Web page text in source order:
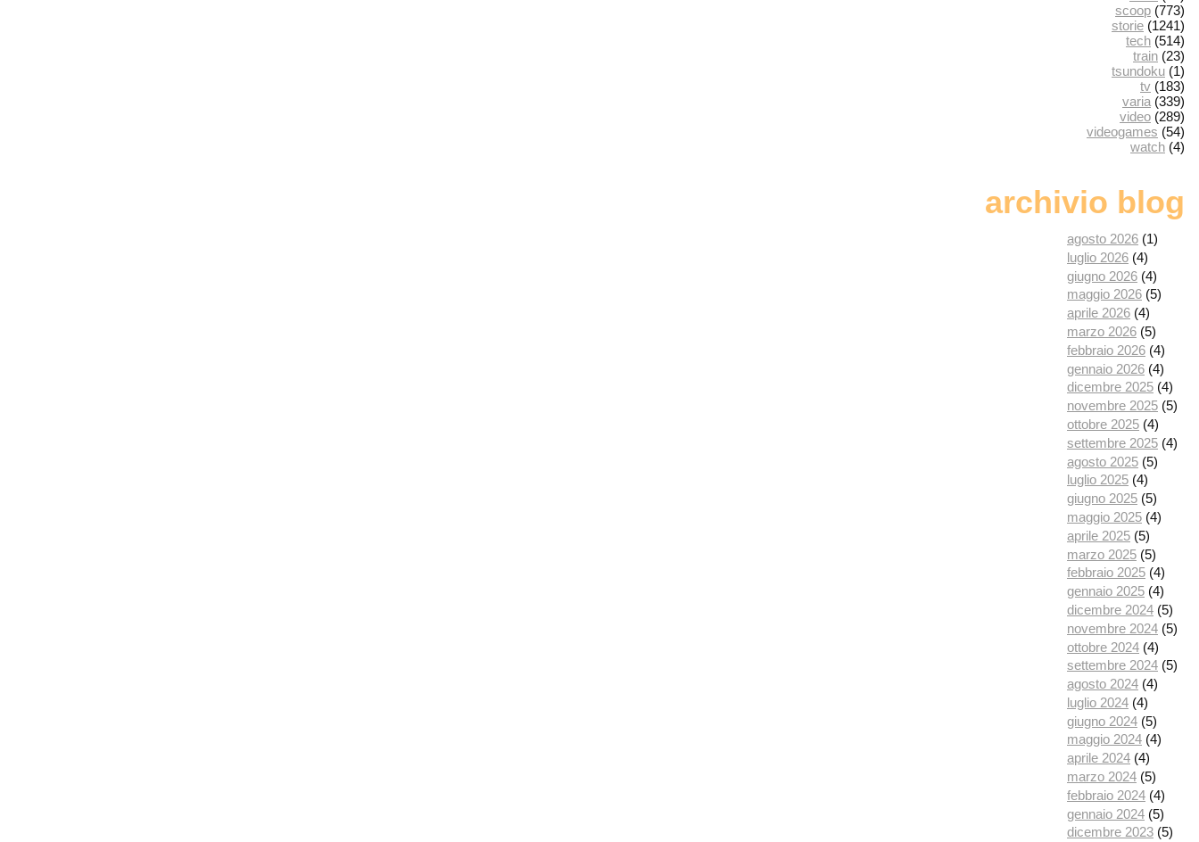
scoop (773)
storie (1241)
tech (514)
train (23)
tsundoku (1)
tv (183)
varia (339)
video (289)
videogames (54)
watch (4)
archivio blog
agosto 2026 (1)
luglio 2026 (4)
giugno 2026 (4)
maggio 2026 (5)
aprile 2026 (4)
marzo 2026 (5)
febbraio 2026 (4)
gennaio 2026 (4)
dicembre 2025 (4)
novembre 2025 (5)
ottobre 2025 (4)
settembre 2025 (4)
agosto 2025 (5)
luglio 2025 (4)
giugno 2025 (5)
maggio 2025 (4)
aprile 2025 (5)
marzo 2025 (5)
febbraio 2025 (4)
gennaio 2025 (4)
dicembre 2024 (5)
novembre 2024 (5)
ottobre 2024 (4)
settembre 2024 (5)
agosto 2024 (4)
luglio 2024 (4)
giugno 2024 (5)
maggio 2024 (4)
aprile 2024 (4)
marzo 2024 (5)
febbraio 2024 (4)
gennaio 2024 (5)
dicembre 2023 (5)